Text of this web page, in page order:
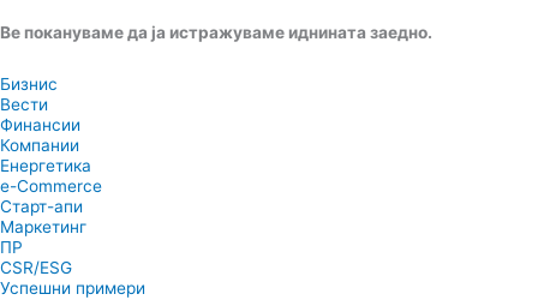
Ве покануваме да ја истражуваме иднината заедно.
Бизнис
Вести
Финансии
Компании
Енергетика
e-Commerce
Старт-апи
Маркетинг
ПР
CSR/ESG
Успешни примери